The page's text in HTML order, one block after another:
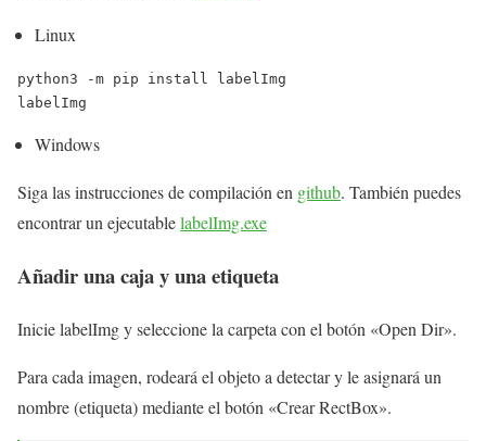
Linux
python3 -m pip install labelImg
labelImg
Windows
Siga las instrucciones de compilación en github. También puedes
encontrar un ejecutablelabelImg.exe
Añadir una caja y una etiqueta
Inicie labelImg y seleccione la carpeta con el botón «Open Dir».
Para cada imagen, rodeará el objeto a detectar y le asignará un
nombre (etiqueta) mediante el botón «Crear RectBox».